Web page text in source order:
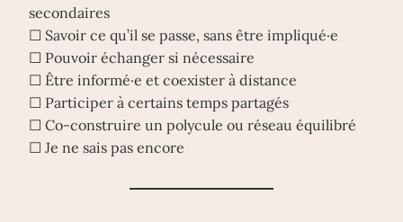
secondaires
☐ Savoir ce qu’il se passe, sans être impliqué·e
☐ Pouvoir échanger si nécessaire
☐ Être informé·e et coexister à distance
☐ Participer à certains temps partagés
☐ Co-construire un polycule ou réseau équilibré
☐ Je ne sais pas encore